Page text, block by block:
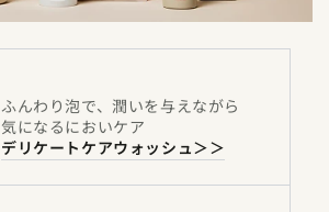
ふんわり泡で、潤いを与えながら
気になるにおいケア
デリケートケアウォッシュ＞＞